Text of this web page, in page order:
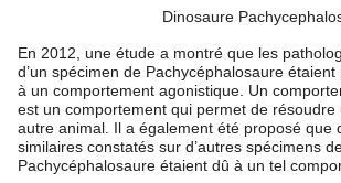
Dinosaure
En 2012, une étude a montré que les
d’un spécimen de Pachycéphalosaure
à un comportement agonistique. Un
est un comportement qui permet de résoudre
autre animal. Il a également été proposé que
similaires constatés sur d’autres spécimens
Pachycéphalosaure étaient dû à un tel